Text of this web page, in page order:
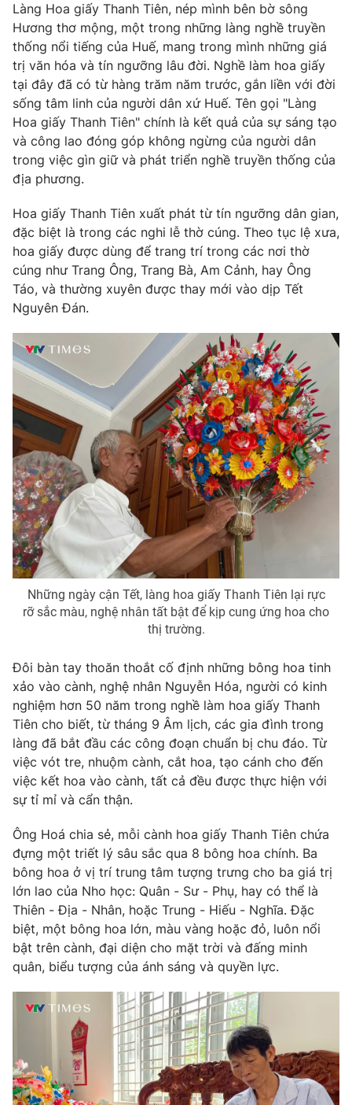
Góc doanh nghiệp
Truyền hình
Phim VTV
Hậu trường
Nhân vật
Khán giả
Giải sao mai
Giải trí
Điện ảnh
Âm nhạc
Sao
Đời sống
Du lịch
Làm đẹp
Chất lượng cuộc sống
Giáo dục
Tuyển sinh
Học trực tuyến
Hitech Công nghệ tương lai
Sản phẩm
Thị trường
Giao lưu trực tuyến
Lịch phát sóng
Chuyên mục khác
Emagazine Podcast
Photo Infographic
Video Shorts video
VTV Money VTV Thể thao
VTV Sức khoẻ Bất động sản
Thị trường 24h Tấm lòng Việt
VTV9 VTV8
Liên hệ tòa soạn English
THỜI BÁO VTV
Theo dõi báo trên
Cơ quan chủ quản:
Đài Truyền hình Việt Nam
Cơ quan báo chí:Thời báo VTV
Giấy phép hoạt động báo in và báo điện tử số 483/GP-BTTTT
Tổng Biên tập: Vũ Thanh Thủy
Phó Tổng Biên tập: Nguyễn Thị Mỹ Hạnh, Phạm Quốc Thắng,
Nguyễn Trọng Ninh
Tổng đài VTV: 024.38 355 931 - 024.38 355 932
Ðiện thoại Thời báo VTV:024.66 897 897
Làng Hoa giấy Thanh Tiên, nép mình bên bờ sông
Hương thơ mộng, một trong những làng nghề truyền
thống nổi tiếng của Huế, mang trong mình những giá
trị văn hóa và tín ngưỡng lâu đời. Nghề làm hoa giấy
tại đây đã có từ hàng trăm năm trước, gắn liền với đời
sống tâm linh của người dân xứ Huế. Tên gọi "Làng
Hoa giấy Thanh Tiên" chính là kết quả của sự sáng tạo
và công lao đóng góp không ngừng của người dân
trong việc gìn giữ và phát triển nghề truyền thống của
địa phương.
Hoa giấy Thanh Tiên xuất phát từ tín ngưỡng dân gian,
đặc biệt là trong các nghi lễ thờ cúng. Theo tục lệ xưa,
hoa giấy được dùng để trang trí trong các nơi thờ
cúng như Trang Ông, Trang Bà, Am Cảnh, hay Ông
Táo, và thường xuyên được thay mới vào dịp Tết
Nguyên Đán.
Những ngày cận Tết, làng hoa giấy Thanh Tiên lại rực
rỡ sắc màu, nghệ nhân tất bật để kịp cung ứng hoa cho
thị trường.
Đôi bàn tay thoăn thoắt cố định những bông hoa tinh
xảo vào cành, nghệ nhân Nguyễn Hóa, người có kinh
nghiệm hơn 50 năm trong nghề làm hoa giấy Thanh
Tiên cho biết, từ tháng 9 Âm lịch, các gia đình trong
làng đã bắt đầu các công đoạn chuẩn bị chu đáo. Từ
việc vót tre, nhuộm cành, cắt hoa, tạo cánh cho đến
việc kết hoa vào cành, tất cả đều được thực hiện với
sự tỉ mỉ và cẩn thận.
Ông Hoá chia sẻ, mỗi cành hoa giấy Thanh Tiên chứa
đựng một triết lý sâu sắc qua 8 bông hoa chính. Ba
bông hoa ở vị trí trung tâm tượng trưng cho ba giá trị
lớn lao của Nho học: Quân - Sư - Phụ, hay có thể là
Thiên - Địa - Nhân, hoặc Trung - Hiếu - Nghĩa. Đặc
biệt, một bông hoa lớn, màu vàng hoặc đỏ, luôn nổi
bật trên cành, đại diện cho mặt trời và đấng minh
quân, biểu tượng của ánh sáng và quyền lực.